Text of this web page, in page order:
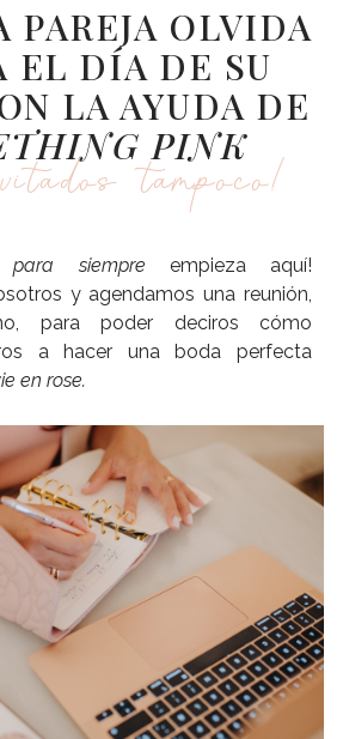
PAREJA OLVIDA
EL DÍA DE SU
LA AYUDA DE
PINK
tampoco!
para siempre empieza aquí!
y agendamos una reunión,
para poder deciros cómo
a hacer una boda perfecta
en rose.